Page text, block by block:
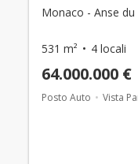
Monaco - Anse
531 m² 4 locali
64.000.000 €
Posto Auto Vista